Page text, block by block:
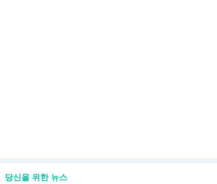
당신을 위한 뉴스